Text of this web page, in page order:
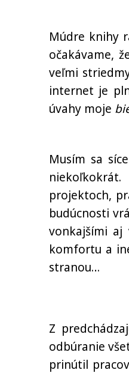
Múdre knihy
očakávame,
veľmi
internet je
úvahy moje
Musím sa
projektoch,
budúcnosti
vonkajšími aj
komfortu a
stranou…
Z
odbúranie
prinútil